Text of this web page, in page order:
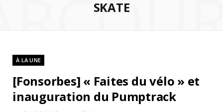
g
SKATE
À LA UNE
[Fonsorbes] « Faites du vélo » et
inauguration du Pumptrack